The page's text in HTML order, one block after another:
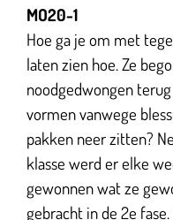
MO20-1
Hoe ga je om met
laten zien hoe. Ze
noodgedwongen
vormen vanwege
pakken neer zitten?
klasse werd er elke
gewonnen wat ze
gebracht in de 2e